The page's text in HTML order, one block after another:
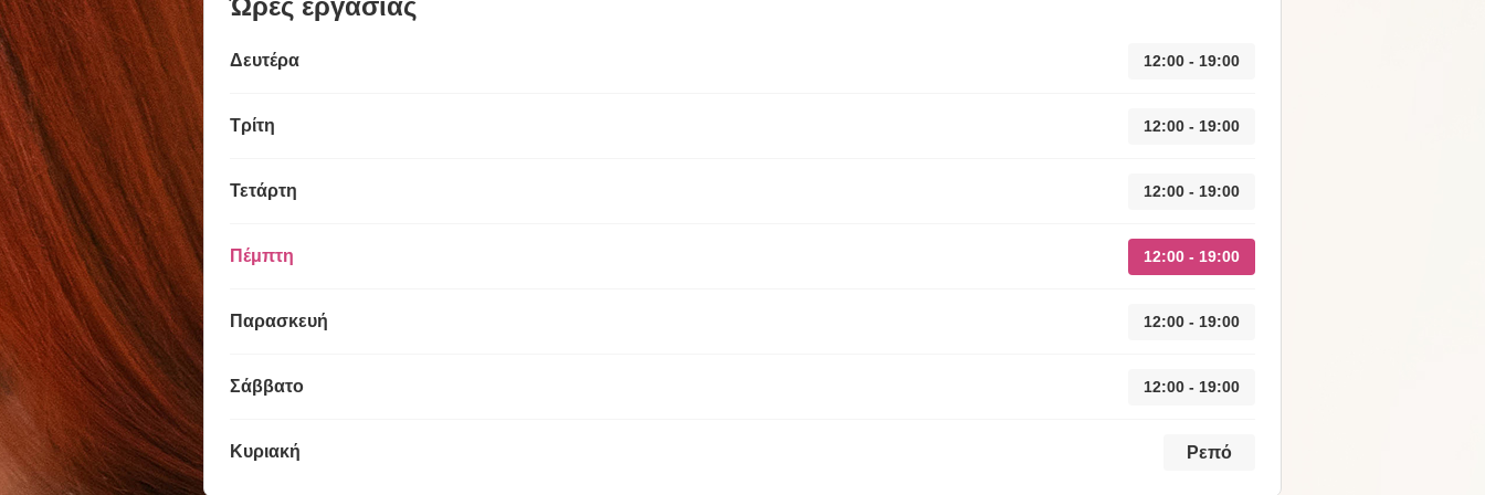
Ώρες εργασίας
Δευτέρα 12:00 - 19:00
Τρίτη 12:00 - 19:00
Τετάρτη 12:00 - 19:00
Πέμπτη 12:00 - 19:00
Παρασκευή 12:00 - 19:00
Σάββατο 12:00 - 19:00
Κυριακή Ρεπό